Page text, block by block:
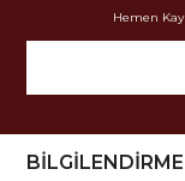
Hemen
BİLGİLENDİRME